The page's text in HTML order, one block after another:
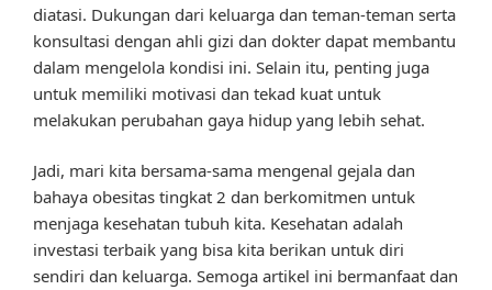
diatasi. Dukungan dari keluarga dan teman-teman serta
konsultasi dengan ahli gizi dan dokter dapat membantu
dalam mengelola kondisi ini. Selain itu, penting juga
untuk memiliki motivasi dan tekad kuat untuk
melakukan perubahan gaya hidup yang lebih sehat.
Jadi, mari kita bersama-sama mengenal gejala dan
bahaya obesitas tingkat 2 dan berkomitmen untuk
menjaga kesehatan tubuh kita. Kesehatan adalah
investasi terbaik yang bisa kita berikan untuk diri
sendiri dan keluarga. Semoga artikel ini bermanfaat dan